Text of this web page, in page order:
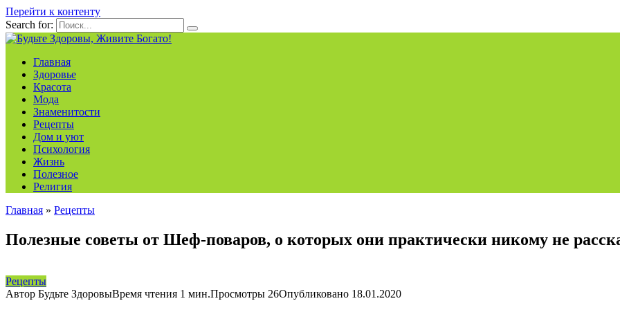
Перейти к контенту
Search for:
Главная
Здоровье
Красота
Мода
Знаменитости
Рецепты
Дом и уют
Психология
Жизнь
Полезное
Религия
Главная » Рецепты
Полезные советы от Шеф-поваров, о которых они практически никому не
Рецепты
Автор Будьте ЗдоровыВремя чтения 1 мин.Просмотры 26Опубликовано 18.01.2020